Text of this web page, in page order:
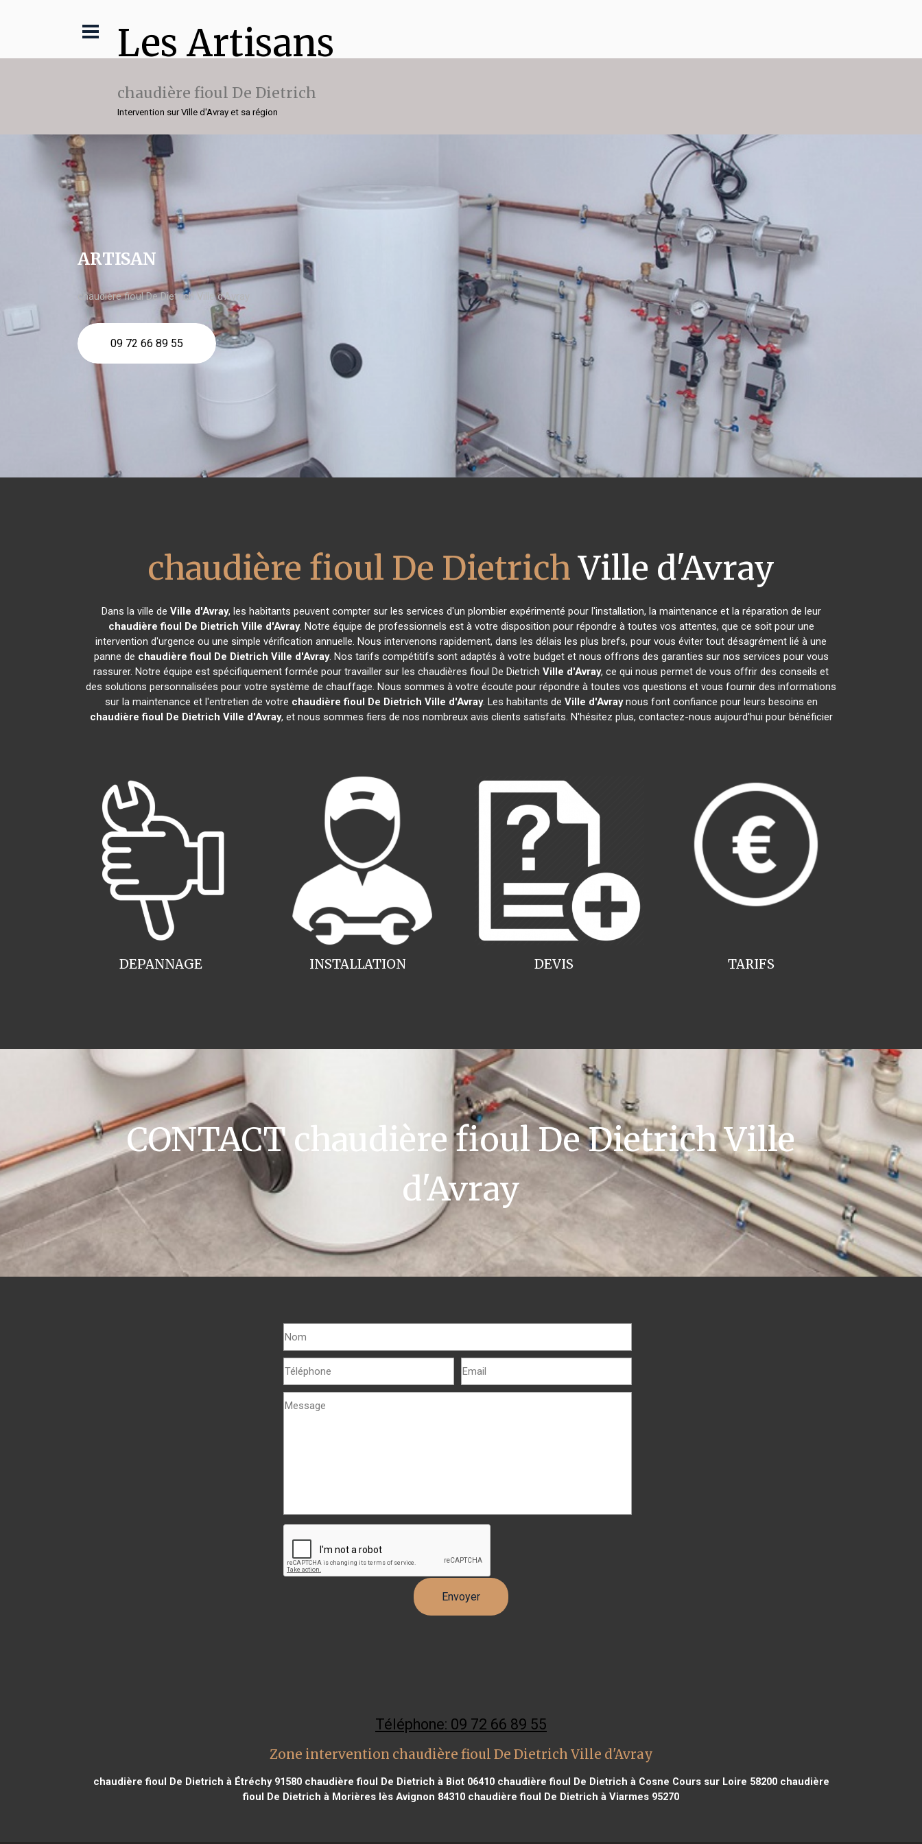
Les Artisans
chaudière fioul De Dietrich
Intervention sur Ville d'Avray et sa région
ARTISAN
chaudière fioul De Dietrich Ville d'Avray
09 72 66 89 55
chaudière fioul De DietrichVille d'Avray
Dans la ville de Ville d'Avray, les habitants peuvent compter sur les services d'un plombier expérimenté pour l'installation, la maintenance et la réparation de leur
chaudière fioul De Dietrich Ville d'Avray. Notre équipe de professionnels est à votre disposition pour répondre à toutes vos attentes, que ce soit pour une
intervention d'urgence ou une simple vérification annuelle. Nous intervenons rapidement, dans les délais les plus brefs, pour vous éviter tout désagrément lié à une
panne de chaudière fioul De Dietrich Ville d'Avray. Nos tarifs compétitifs sont adaptés à votre budget et nous offrons des garanties sur nos services pour vous
rassurer. Notre équipe est spécifiquement formée pour travailler sur les chaudières fioul De Dietrich Ville d'Avray, ce qui nous permet de vous offrir des conseils et
des solutions personnalisées pour votre système de chauffage. Nous sommes à votre écoute pour répondre à toutes vos questions et vous fournir des informations
sur la maintenance et l'entretien de votre chaudière fioul De Dietrich Ville d'Avray. Les habitants de Ville d'Avraynous font confiance pour leurs besoins en
chaudière fioul De Dietrich Ville d'Avray, et nous sommes fiers de nos nombreux avis clients satisfaits. N'hésitez plus, contactez-nous aujourd'hui pour bénéficier
INSTALLATION
DEPANNAGE TARIFS
DEVIS
CONTACT chaudière fioul De Dietrich Ville
d'Avray
Téléphone: 09 72 66 89 55
Zone intervention chaudière fioul De Dietrich Ville d'Avray
chaudière fioul De Dietrich à Étréchy 91580chaudière fioul De Dietrich à Biot 06410chaudière fioul De Dietrich à Cosne Cours sur Loire 58200chaudière
fioul De Dietrich à Morières lès Avignon 84310 chaudière fioul De Dietrich à Viarmes 95270